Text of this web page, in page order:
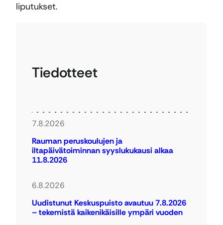
liputukset.
Tiedotteet
7.8.2026
Rauman peruskoulujen ja
iltapäivätoiminnan syyslukukausi alkaa
11.8.2026
6.8.2026
Uudistunut Keskuspuisto avautuu 7.8.2026
– tekemistä kaikenikäisille ympäri vuoden